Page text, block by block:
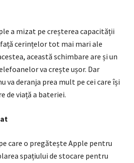
a mizat pe creșterea capacității
cerințelor tot mai mari ale
această schimbare are și un
va crește ușor. Dar
va deranja prea mult pe cei care își
de viață a bateriei.
care o pregătește Apple pentru
spațiului de stocare pentru